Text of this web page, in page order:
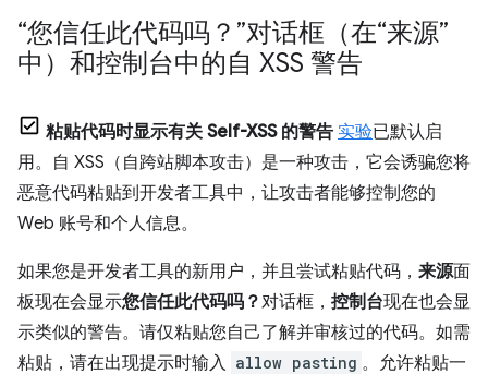
“您信任此代码吗？”对话框（在“来源”
中）和控制台中的自 XSS 警告
粘贴代码时显示有关 Self-XSS 的警告 实验已默认启
用。自 XSS（自跨站脚本攻击）是一种攻击，它会诱骗您将
恶意代码粘贴到开发者工具中，让攻击者能够控制您的
Web 账号和个人信息。
如果您是开发者工具的新用户，并且尝试粘贴代码， 来源面
板现在会显示您信任此代码吗？对话框， 控制台现在也会显
示类似的警告。请仅粘贴您自己了解并审核过的代码。如需
粘贴，请在出现提示时输入 allow pasting 。允许粘贴一